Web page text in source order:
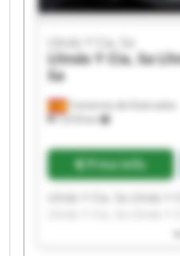
Camarma de Esteruelas
7,618 km
Llinás Y Cia, Sa
Llinás Y Cia, Sa
Sa
Price info
Llinás Y Cia, Sa Llinás Y